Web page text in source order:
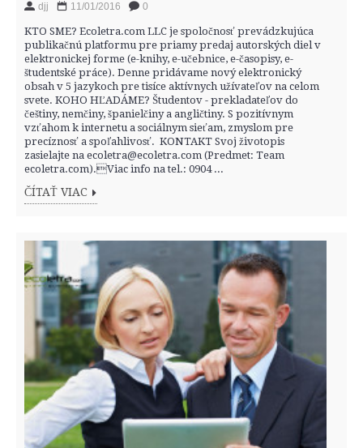
djj 11/01/2016 0
KTO SME? Ecoletra.com LLC je spoločnosť prevádzkujúca
publikačnú platformu pre priamy predaj autorských diel v
elektronickej forme (e-knihy, e-učebnice, e-časopisy, e-
študentské práce). Denne pridávame nový elektronický
obsah v 5 jazykoch pre tisíce aktívnych užívateľov na celom
svete. KOHO HĽADÁME? Študentov - prekladateľov do
češtiny, nemčiny, španielčiny a angličtiny. S pozitívnym
vzťahom k internetu a sociálnym sieťam, zmyslom pre
precíznosť a spoľahlivosť. KONTAKT Svoj životopis
zasielajte na ecoletra@ecoletra.com (Predmet: Team
ecoletra.com).Viac info na tel.: 0904 ...
ČÍTAŤ VIAC